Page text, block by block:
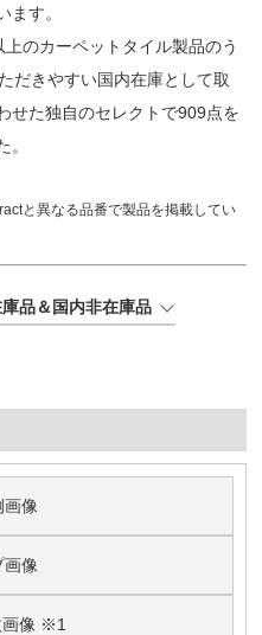
ます。
のカーペットタイル製品のう
だきやすい国内在庫として取
せた独自のセレクトで909点を
。
と異なる品番で製品を掲載してい
庫品＆国内非在庫品
画像
画像
画像 ※1